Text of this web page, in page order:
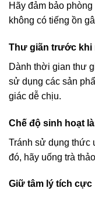
Hãy đảm bảo
không có tiếng ồn
Thư giãn trước khi
Dành thời gian thư
sử dụng các sản
giác dễ chịu.
Chế độ sinh hoạt
Tránh sử dụng thức
đó, hãy uống trà
Giữ tâm lý tích cực